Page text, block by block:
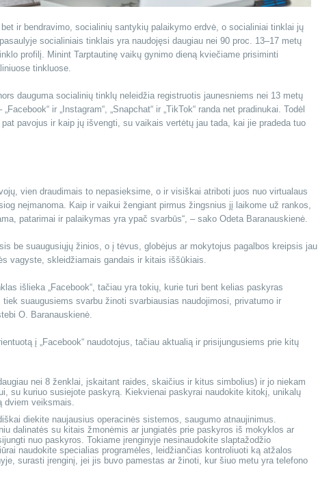
ir bendravimo, socialinių santykių palaikymo erdvė, o socialiniai tinklai jų
socialiniais tinklais yra naudojęsi daugiau nei 90 proc. 13–17 metų
profilį. Minint Tarptautinę vaikų gynimo dieną kviečiame prisiminti
tinkluose.
dauguma socialinių tinklų neleidžia registruotis jaunesniems nei 13 metų
ir „Instagram“, „Snapchat“ ir „TikTok“ randa net pradinukai. Todėl
pavojus ir kaip jų išvengti, su vaikais vertėtų jau tada, kai jie pradeda tuo
vien draudimais to nepasieksime, o ir visiškai atriboti juos nuo virtualaus
neįmanoma. Kaip ir vaikui žengiant pirmus žingsnius jį laikome už rankos,
patarimai ir palaikymas yra ypač svarbūs“, – sako Odeta Baranauskienė.
be suaugusiųjų žinios, o į tėvus, globėjus ar mokytojus pagalbos kreipsis jau
vagyste, skleidžiamais gandais ir kitais iššūkiais.
išlieka „Facebook“, tačiau yra tokių, kurie turi bent kelias paskyras
suaugusiems svarbu žinoti svarbiausias naudojimosi, privatumo ir
O. Baranauskienė.
į „Facebook“ naudotojus, tačiau aktualią ir prisijungusiems prie kitų
nei 8 ženklai, įskaitant raides, skaičius ir kitus simbolius) ir jo niekam
su kuriuo susiejote paskyrą. Kiekvienai paskyrai naudokite kitokį, unikalų
dviem veiksmais.
diekite naujausius operacinės sistemos, saugumo atnaujinimus.
dalinatės su kitais žmonėmis ar jungiatės prie paskyros iš mokyklos ar
nuo paskyros. Tokiame įrenginyje nesinaudokite slaptažodžio
naudokite specialias programėles, leidžiančias kontroliuoti ką atžalos
surasti įrenginį, jei jis buvo pamestas ar žinoti, kur šiuo metu yra telefono